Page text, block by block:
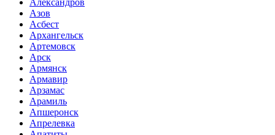
Азов
Асбест
Архангельск
Артемовск
Арск
Армянск
Армавир
Арзамас
Арамиль
Апшеронск
Апрелевка